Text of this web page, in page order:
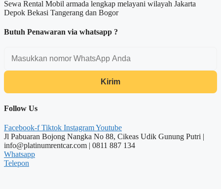
Sewa Rental Mobil armada lengkap melayani wilayah Jakarta
Depok Bekasi Tangerang dan Bogor
Butuh Penawaran via whatsapp ?
Kirim
Follow Us
Facebook-f Tiktok InstagramYoutube
Jl Pabuaran Bojong Nangka No 88, Cikeas Udik Gunung Putri |
info@platinumrentcar.com | 0811 887 134
Whatsapp
Telepon